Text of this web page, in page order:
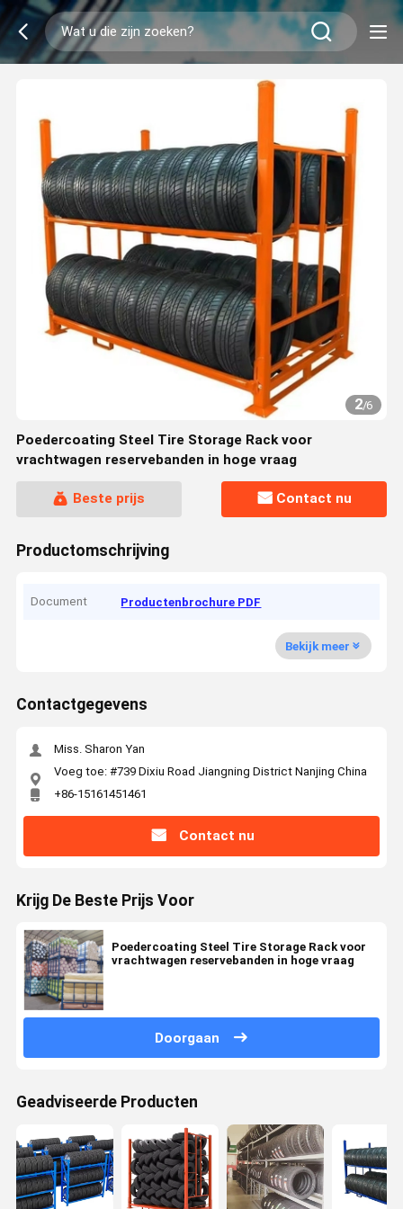
2/6
Poedercoating Steel Tire Storage Rack voor
vrachtwagen reservebanden in hoge vraag
Beste prijs Contact nu
Productomschrijving
Document Productenbrochure PDF
Bekijk meer
Contactgegevens
Miss. Sharon Yan
Voeg toe: #739 Dixiu Road Jiangning District Nanjing China
+86-15161451461
Contact nu
Krijg De Beste Prijs Voor
Poedercoating Steel Tire Storage Rack voor
vrachtwagen reservebanden in hoge vraag
Doorgaan
Geadviseerde Producten